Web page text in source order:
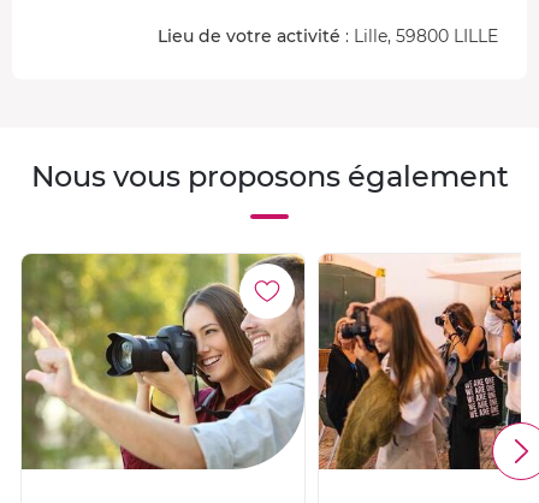
Lieu de votre activité : Lille, 59800 LILLE
Nous vous proposons également